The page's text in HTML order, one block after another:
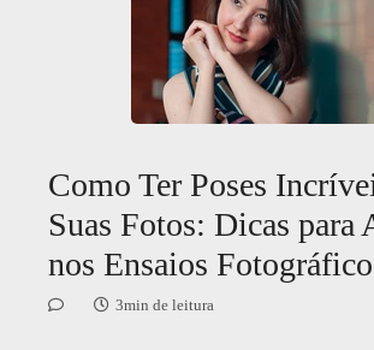
Como Ter Poses
Suas Fotos: Dicas para
nos Ensaios
3min de leitura